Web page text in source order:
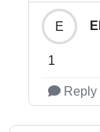
E
1
Reply